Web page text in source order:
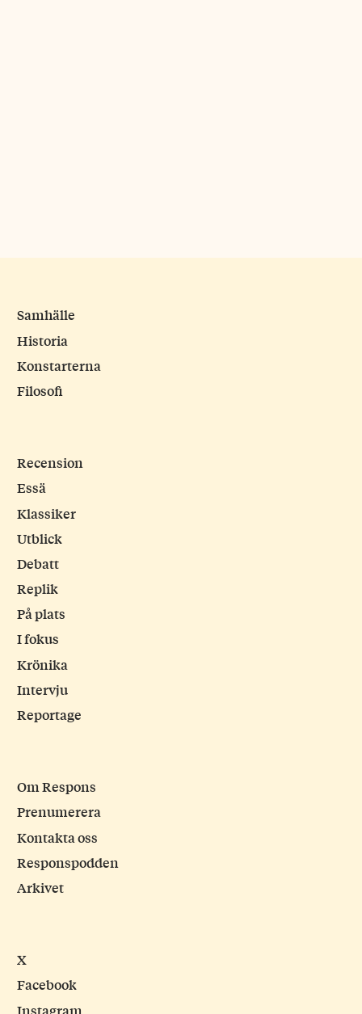
Samhälle
Historia
Konstarterna
Filosofi
Recension
Essä
Klassiker
Utblick
Debatt
Replik
På plats
I fokus
Krönika
Intervju
Reportage
Om Respons
Prenumerera
Kontakta oss
Responspodden
Arkivet
X
Facebook
Instagram